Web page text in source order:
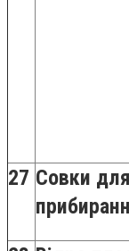
27 Совки для